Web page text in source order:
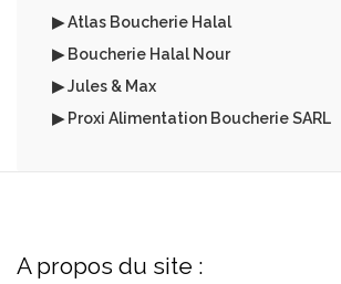
▶ Atlas Boucherie Halal
▶ Boucherie Halal Nour
▶ Jules & Max
▶ Proxi Alimentation Boucherie SARL
A propos du site :